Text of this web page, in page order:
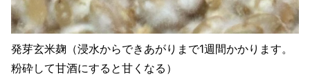
発芽玄米麹（浸水からできあがりまで1週間かかります。
粉砕して甘酒にすると甘くなる）